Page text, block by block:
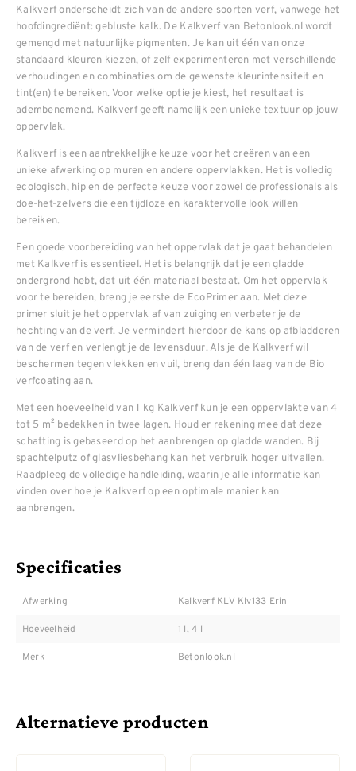
Kalkverf onderscheidt zich van de andere soorten verf, vanwege het
hoofdingrediënt: gebluste kalk. De Kalkverf van Betonlook.nl wordt
gemengd met natuurlijke pigmenten. Je kan uit één van onze
standaard kleuren kiezen, of zelf experimenteren met verschillende
verhoudingen en combinaties om de gewenste kleurintensiteit en
tint(en) te bereiken. Voor welke optie je kiest, het resultaat is
adembenemend. Kalkverf geeft namelijk een unieke textuur op jouw
oppervlak.
Kalkverf is een aantrekkelijke keuze voor het creëren van een
unieke afwerking op muren en andere oppervlakken. Het is volledig
ecologisch, hip en de perfecte keuze voor zowel de professionals als
doe-het-zelvers die een tijdloze en karaktervolle look willen
bereiken.
Een goede voorbereiding van het oppervlak dat je gaat behandelen
met Kalkverf is essentieel. Het is belangrijk dat je een gladde
ondergrond hebt, dat uit één materiaal bestaat. Om het oppervlak
voor te bereiden, breng je eerste de EcoPrimer aan. Met deze
primer sluit je het oppervlak af van zuiging en verbeter je de
hechting van de verf. Je vermindert hierdoor de kans op afbladderen
van de verf en verlengt je de levensduur. Als je de Kalkverf wil
beschermen tegen vlekken en vuil, breng dan één laag van de Bio
verfcoating aan.
Met een hoeveelheid van 1 kg Kalkverf kun je een oppervlakte van 4
tot 5 m² bedekken in twee lagen. Houd er rekening mee dat deze
schatting is gebaseerd op het aanbrengen op gladde wanden. Bij
spachtelputz of glasvliesbehang kan het verbruik hoger uitvallen.
Raadpleeg de volledige handleiding, waarin je alle informatie kan
vinden over hoe je Kalkverf op een optimale manier kan
aanbrengen.
Specificaties
Afwerking Kalkverf KLV Klv133 Erin
Hoeveelheid 1 l, 4 l
Merk Betonlook.nl
Alternatieve producten